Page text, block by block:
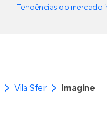
Tendências do mercado
Vila Sfeir Imagine